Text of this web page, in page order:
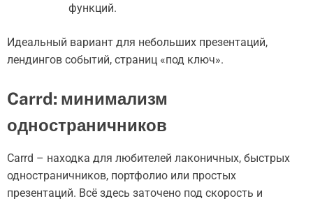
функций.
Идеальный вариант для небольших презентаций,
лендингов событий, страниц «под ключ».
Carrd: минимализм
одностраничников
Carrd – находка для любителей лаконичных, быстрых
одностраничников, портфолио или простых
презентаций. Всё здесь заточено под скорость и